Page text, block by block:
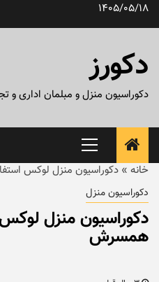
پرش1405/05/18
دکورز
دکوراسیون منزل و مبلمان اداری و
منوی
اصلی
خانه » دکوراسیون منزل لوکس
دکوراسیون منزل
دکوراسیون منزل
همسرش